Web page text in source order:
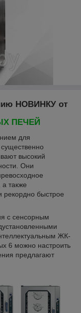
НОВИНКУ от
ПЕЧЕЙ
для
высокий
Они
также
рекордно быстрое
с сенсорным
ЖК-
6 можно настроить
предлагают